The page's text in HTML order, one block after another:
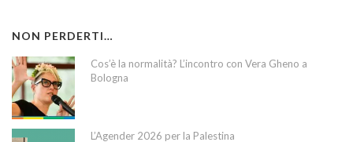
NON PERDERTI…
Cos’è la normalità? L’incontro con Vera Gheno a
Bologna
L’Agender 2026 per la Palestina